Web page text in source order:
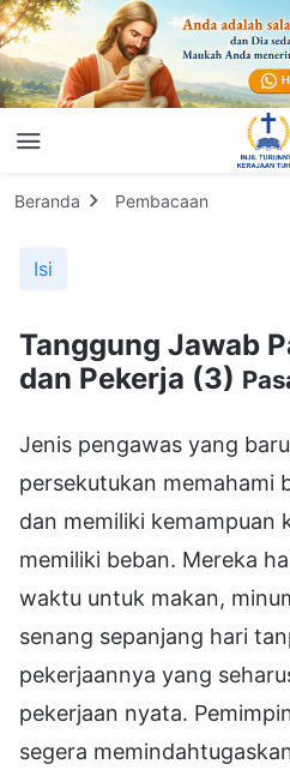
Beranda Pembacaan
Isi
Tanggung Jawab
dan Pekerja (3)
Jenis pengawas yang
persekutukan memahami
dan memiliki kemampuan
memiliki beban. Mereka
waktu untuk makan,
senang sepanjang hari
pekerjaannya yang
pekerjaan nyata.
segera